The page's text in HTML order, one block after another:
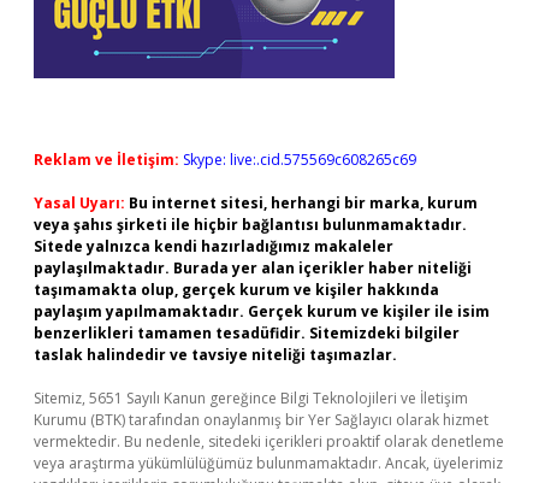
Reklam ve İletişim: Skype: live:.cid.575569c608265c69
Yasal Uyarı: Bu internet sitesi, herhangi bir marka, kurum
veya şahıs şirketi ile hiçbir bağlantısı bulunmamaktadır.
Sitede yalnızca kendi hazırladığımız makaleler
paylaşılmaktadır. Burada yer alan içerikler haber niteliği
taşımamakta olup, gerçek kurum ve kişiler hakkında
paylaşım yapılmamaktadır. Gerçek kurum ve kişiler ile isim
benzerlikleri tamamen tesadüfidir. Sitemizdeki bilgiler
taslak halindedir ve tavsiye niteliği taşımazlar.
Sitemiz, 5651 Sayılı Kanun gereğince Bilgi Teknolojileri ve İletişim
Kurumu (BTK) tarafından onaylanmış bir Yer Sağlayıcı olarak hizmet
vermektedir. Bu nedenle, sitedeki içerikleri proaktif olarak denetleme
veya araştırma yükümlülüğümüz bulunmamaktadır. Ancak, üyelerimiz